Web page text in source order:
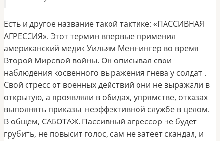
Есть и другое название такой тактике: «ПАССИВНАЯ
АГРЕССИЯ». Этот термин впервые применил
американский медик Уильям Меннингер во время
Второй Мировой войны. Он описывал свои
наблюдения косвенного выражения гнева у солдат .
Свой стресс от военных действий они не выражали в
открытую, а проявляли в обидах, упрямстве, отказах
выполнять приказы, неэффективной службе в целом.
В общем, САБОТАЖ. Пассивный агрессор не будет
грубить, не повысит голос, сам не затеет скандал, и